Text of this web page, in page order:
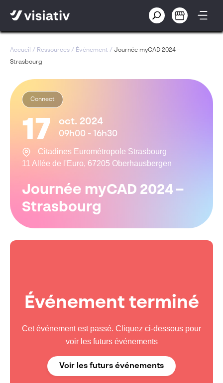
Accueil / Ressources / Événement / Journée myCAD 2024 –
Strasbourg
Connect
17 oct. 2024
09h00 - 16h30
Citadines Eurométropole Strasbourg
11 Allée de l'Euro, 67205 Oberhausbergen
Journée myCAD 2024 –
Strasbourg
Événement terminé
Cet événement est passé. Cliquez ci-dessous pour
voir les futurs événements
Voir les futurs événements